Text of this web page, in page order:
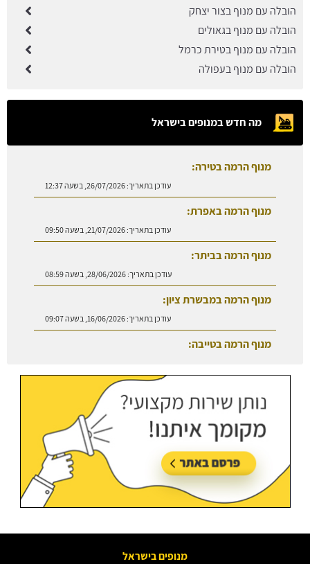
הובלה עם מנוף בצור יצחק
הובלה עם מנוף בגאולים
הובלה עם מנוף בטירת כרמל
הובלה עם מנוף בעפולה
מה חדש במנופים בישראל
מנוף הרמה בטירה:
עודכן בתאריך:26/07/2026, בשעה 12:37
מנוף הרמה באפרת:
עודכן בתאריך:21/07/2026, בשעה 09:50
מנוף הרמה בביתר:
עודכן בתאריך:28/06/2026, בשעה 08:59
מנוף הרמה במבשרת ציון:
עודכן בתאריך:16/06/2026, בשעה 09:07
מנוף הרמה בטייבה:
מנופים בישראל